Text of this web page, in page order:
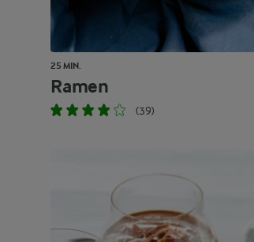
25 MIN.
Ramen
(39)